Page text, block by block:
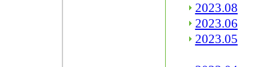
2023.08
2023.06
2023.05